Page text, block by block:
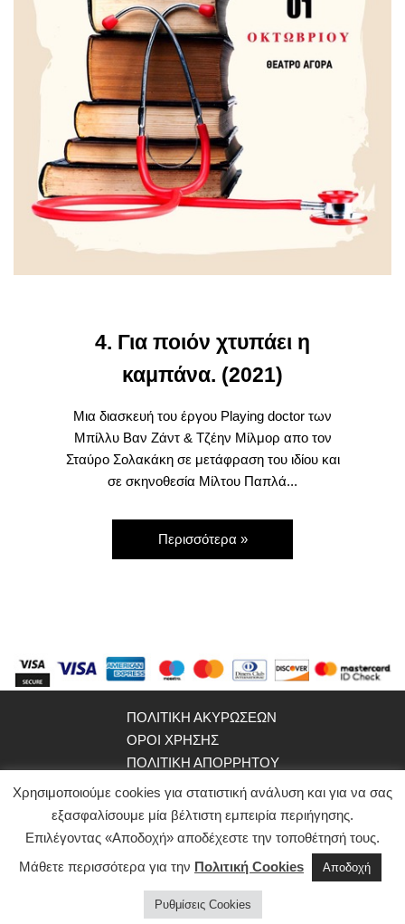
4. Για ποιόν χτυπάει η
καμπάνα. (2021)
Μια διασκευή του έργου Playing doctor των
Μπίλλυ Βαν Ζάντ & Τζέην Μίλμορ απο τον
Σταύρο Σολακάκη σε μετάφραση του ιδίου και
σε σκηνοθεσία Μίλτου Παπλά...
Περισσότερα »
ΠΟΛΙΤΙΚΗ ΑΚΥΡΩΣΕΩΝ
ΟΡΟΙ ΧΡΗΣΗΣ
ΠΟΛΙΤΙΚΗ ΑΠΟΡΡΗΤΟΥ
WEBSITE ΟΜΑΔΑΣ
©2021 ypokrites.gr
Powered by
Χρησιμοποιούμε cookies για στατιστική ανάλυση και για να σας
εξασφαλίσουμε μία βέλτιστη εμπειρία περιήγησης.
Επιλέγοντας «Αποδοχή» αποδέχεστε την τοποθέτησή τους.
Μάθετε περισσότερα για την Πολιτική Cookies Αποδοχή
Ρυθμίσεις Cookies